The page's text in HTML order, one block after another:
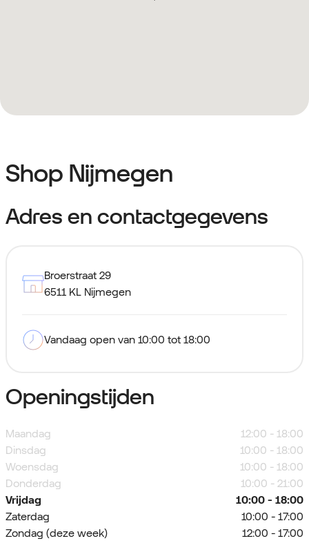
Shop Nijmegen
Adres en contactgegevens
Broerstraat 29
6511 KL Nijmegen
Vandaag open van 10:00 tot 18:00
Openingstijden
Maandag
Dinsdag
Woensdag
Donderdag
Vrijdag
Zaterdag
Zondag (deze week)
12:00 - 18:00
10:00 - 18:00
10:00 - 18:00
10:00 - 21:00
10:00 - 18:00
10:00 - 17:00
12:00 - 17:00